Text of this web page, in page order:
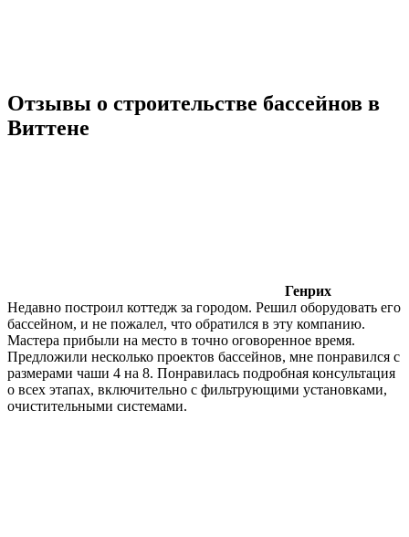
Отзывы о строительстве бассейнов в
Виттене
Генрих
Недавно построил коттедж за городом. Решил оборудовать его
бассейном, и не пожалел, что обратился в эту компанию.
Мастера прибыли на место в точно оговоренное время.
Предложили несколько проектов бассейнов, мне понравился с
размерами чаши 4 на 8. Понравилась подробная консультация
о всех этапах, включительно с фильтрующими установками,
очистительными системами.